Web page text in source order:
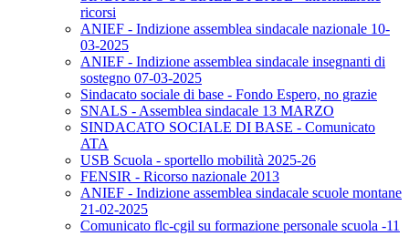
ricorsi
ANIEF - Indizione assemblea sindacale nazionale 10-
03-2025
ANIEF - Indizione assemblea sindacale insegnanti di
sostegno 07-03-2025
Sindacato sociale di base - Fondo Espero, no grazie
SNALS - Assemblea sindacale 13 MARZO
SINDACATO SOCIALE DI BASE - Comunicato
ATA
USB Scuola - sportello mobilità 2025-26
FENSIR - Ricorso nazionale 2013
ANIEF - Indizione assemblea sindacale scuole montane
21-02-2025
Comunicato flc-cgil su formazione personale scuola -11